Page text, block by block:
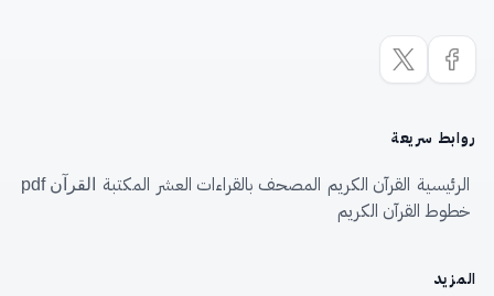
روابط سريعة
الرئيسية القرآن الكريم المصحف بالقراءات العشر المكتبة القرآن pdf
خطوط القرآن الكريم
المزيد